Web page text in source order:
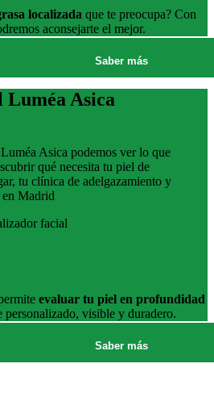
localizada que te preocupa? Con
aconsejarte el mejor.
Saber más
Asica
facial
evaluar tu piel en profundidad
personalizado, visible y duradero.
Saber más